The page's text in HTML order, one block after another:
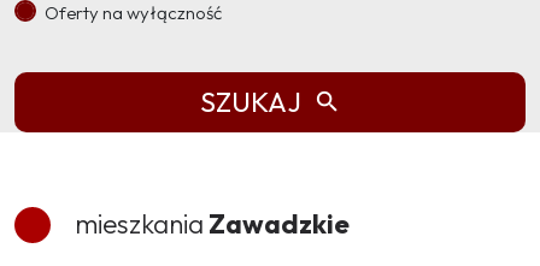
Oferty na wyłączność
SZUKAJ
mieszkania Zawadzkie